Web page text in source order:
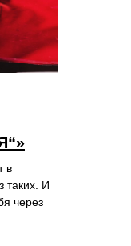
в
таких. И
через